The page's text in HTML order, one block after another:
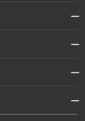
開閉
開閉
開閉
開閉